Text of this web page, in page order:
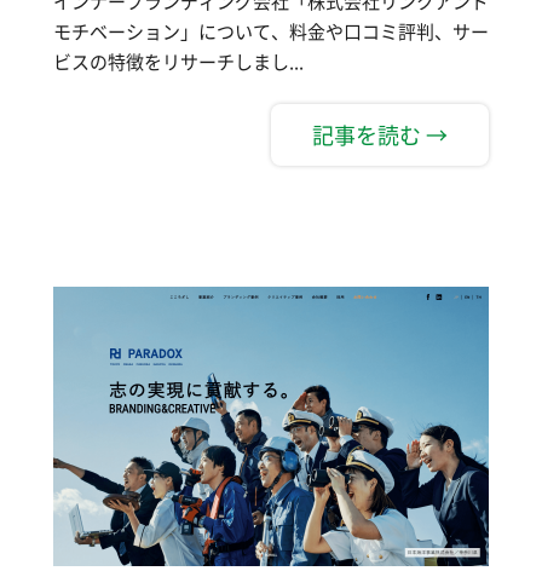
モチベーション」について、料金や口コミ評判、サー
ビスの特徴をリサーチしまし...
記事を読む →